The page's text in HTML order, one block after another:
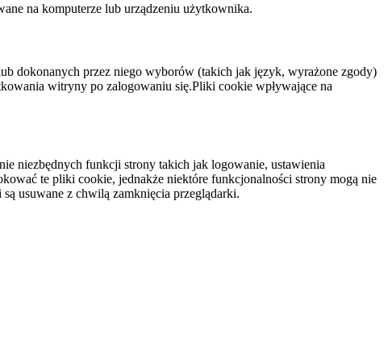
na komputerze lub urządzeniu użytkownika.
dokonanych przez niego wyborów (takich jak język, wyrażone zgody)
witryny po zalogowaniu się.Pliki cookie wpływające na
niezbędnych funkcji strony takich jak logowanie, ustawienia
te pliki cookie, jednakże niektóre funkcjonalności strony mogą nie
usuwane z chwilą zamknięcia przeglądarki.